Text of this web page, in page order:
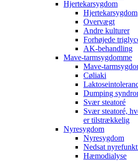
Hjertekarsygdom
Hjertekarsygdom
Overvægt
Andre kulturer
Forhøjede
AK-behandling
Mave-tarmsygdomme
Mave-
Cøliaki
Dumping
Svær steatoré
Svær steatoré,
er tilstrækkelig
Nyresygdom
Nyresygdom
Nedsat
Hæmodialyse